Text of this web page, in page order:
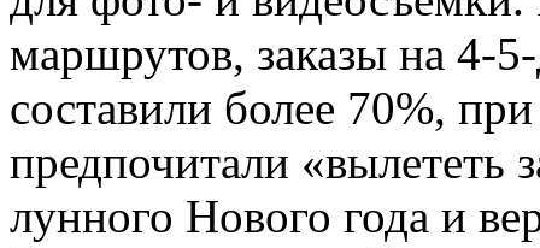
маршрутов, заказы на 4-
составили более 70%,
предпочитали «вылететь
лунного Нового года и